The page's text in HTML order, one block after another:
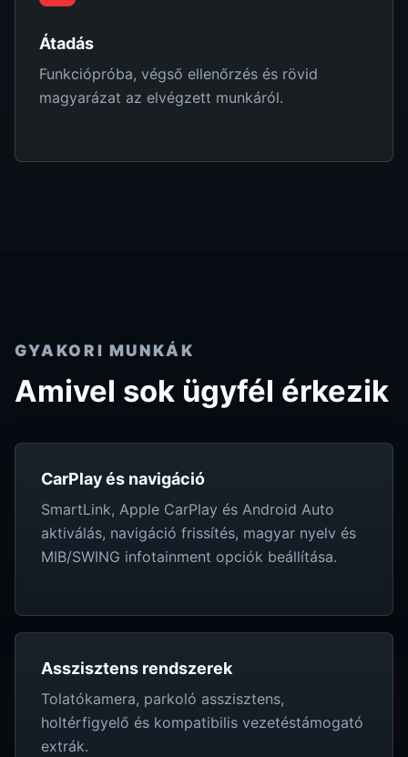
Átadás
Funkciópróba, végső ellenőrzés és rövid
magyarázat az elvégzett munkáról.
GYAKORI MUNKÁK
Amivel sok ügyfél érkezik
CarPlay és navigáció
SmartLink, Apple CarPlay és Android Auto
aktiválás, navigáció frissítés, magyar nyelv és
MIB/SWING infotainment opciók beállítása.
Asszisztens rendszerek
Tolatókamera, parkoló asszisztens,
holtérfigyelő és kompatibilis vezetéstámogató
extrák.